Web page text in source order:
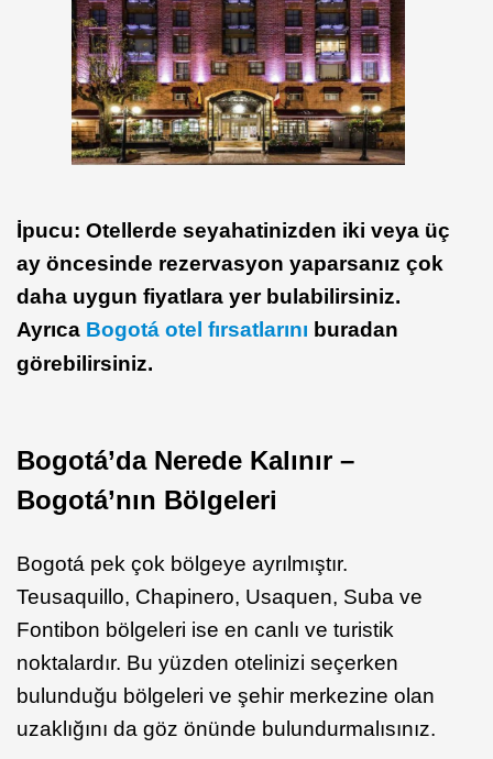
İpucu: Otellerde seyahatinizden iki veya üç
ay öncesinde rezervasyon yaparsanız çok
daha uygun fiyatlara yer bulabilirsiniz.
Ayrıca Bogotá otel fırsatlarını buradan
görebilirsiniz.
Bogotá’da Nerede Kalınır –
Bogotá’nın Bölgeleri
Bogotá pek çok bölgeye ayrılmıştır.
Teusaquillo, Chapinero, Usaquen, Suba ve
Fontibon bölgeleri ise en canlı ve turistik
noktalardır. Bu yüzden otelinizi seçerken
bulunduğu bölgeleri ve şehir merkezine olan
uzaklığını da göz önünde bulundurmalısınız.